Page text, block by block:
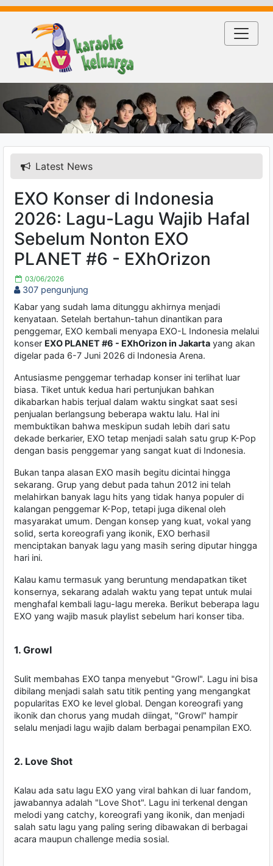
Latest News
EXO Konser di Indonesia
2026: Lagu-Lagu Wajib Hafal
Sebelum Nonton EXO
PLANET #6 - EXhOrizon
03/06/2026
307 pengunjung
Kabar yang sudah lama ditunggu akhirnya menjadi
kenyataan. Setelah bertahun-tahun dinantikan para
penggemar, EXO kembali menyapa EXO-L Indonesia melalui
konser EXO PLANET #6 - EXhOrizon in Jakarta yang akan
digelar pada 6-7 Juni 2026 di Indonesia Arena.
Antusiasme penggemar terhadap konser ini terlihat luar
biasa. Tiket untuk kedua hari pertunjukan bahkan
dikabarkan habis terjual dalam waktu singkat saat sesi
penjualan berlangsung beberapa waktu lalu. Hal ini
membuktikan bahwa meskipun sudah lebih dari satu
dekade berkarier, EXO tetap menjadi salah satu grup K-Pop
dengan basis penggemar yang sangat kuat di Indonesia.
Bukan tanpa alasan EXO masih begitu dicintai hingga
sekarang. Grup yang debut pada tahun 2012 ini telah
melahirkan banyak lagu hits yang tidak hanya populer di
kalangan penggemar K-Pop, tetapi juga dikenal oleh
masyarakat umum. Dengan konsep yang kuat, vokal yang
solid, serta koreografi yang ikonik, EXO berhasil
menciptakan banyak lagu yang masih sering diputar hingga
hari ini.
Kalau kamu termasuk yang beruntung mendapatkan tiket
konsernya, sekarang adalah waktu yang tepat untuk mulai
menghafal kembali lagu-lagu mereka. Berikut beberapa lagu
EXO yang wajib masuk playlist sebelum hari konser tiba.
1. Growl
Sulit membahas EXO tanpa menyebut "Growl". Lagu ini bisa
dibilang menjadi salah satu titik penting yang mengangkat
popularitas EXO ke level global. Dengan koreografi yang
ikonik dan chorus yang mudah diingat, "Growl" hampir
selalu menjadi lagu wajib dalam berbagai penampilan EXO.
2. Love Shot
Kalau ada satu lagu EXO yang viral bahkan di luar fandom,
jawabannya adalah "Love Shot". Lagu ini terkenal dengan
melodi yang catchy, koreografi yang ikonik, dan menjadi
salah satu lagu yang paling sering dibawakan di berbagai
acara maupun challenge media sosial.